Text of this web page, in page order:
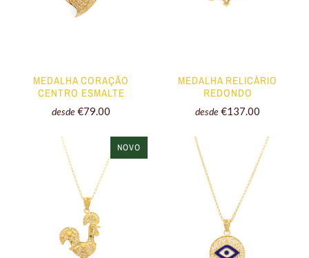
MEDALHA CORAÇÃO
CENTRO ESMALTE
desde €79.00
MEDALHA RELICÁRIO
REDONDO
desde €137.00
NOVO